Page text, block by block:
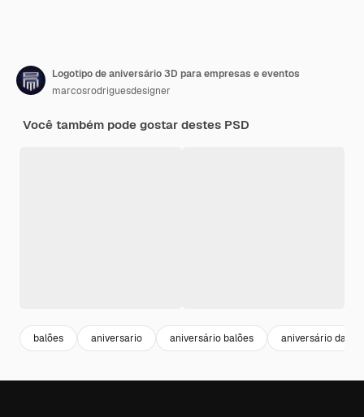
Logotipo de aniversário 3D para empresas e eventos
marcosrodriguesdesigner
Você também pode gostar destes PSD
balões aniversario aniversário balões aniversário da